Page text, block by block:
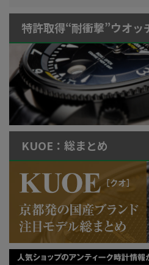
特許取得“耐衝撃”ウオッ
KUOE：総まとめ